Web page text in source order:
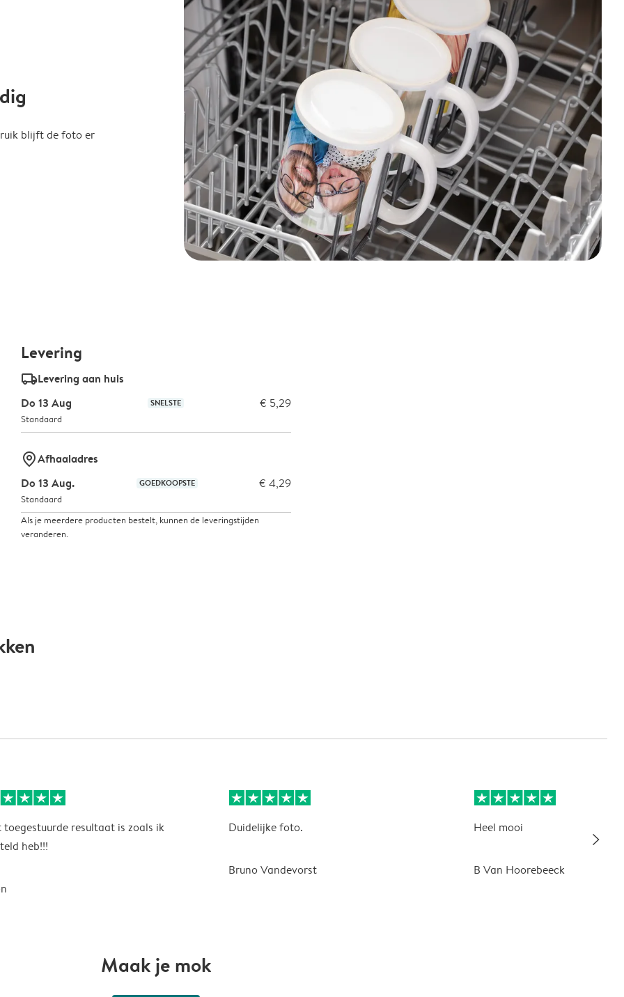
blijft de foto er
Levering
delivery_standard_v2Levering aan huis
Do 13 Aug
SNELSTE € 5,29
Standaard
marker-pinAfhaaladres
Do 13 Aug.
GOEDKOOPSTE € 4,29
Standaard
Als je meerdere producten bestelt, kunnen de leveringstijden
veranderen.
toegestuurde resultaat is zoals ik
heb!!!
Duidelijke foto.
Bruno Vandevorst
Heel mooi
B Van Hoorebeeck
slim_arrow_right
Maak je mok